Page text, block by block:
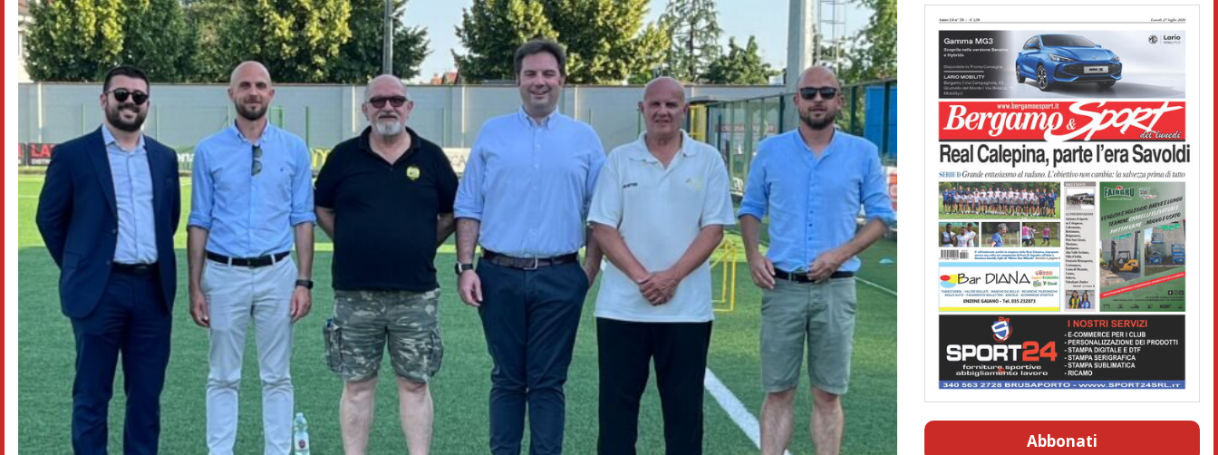
Abbonati